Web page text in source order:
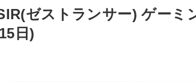
ゼストランサー) ゲーミ
日)